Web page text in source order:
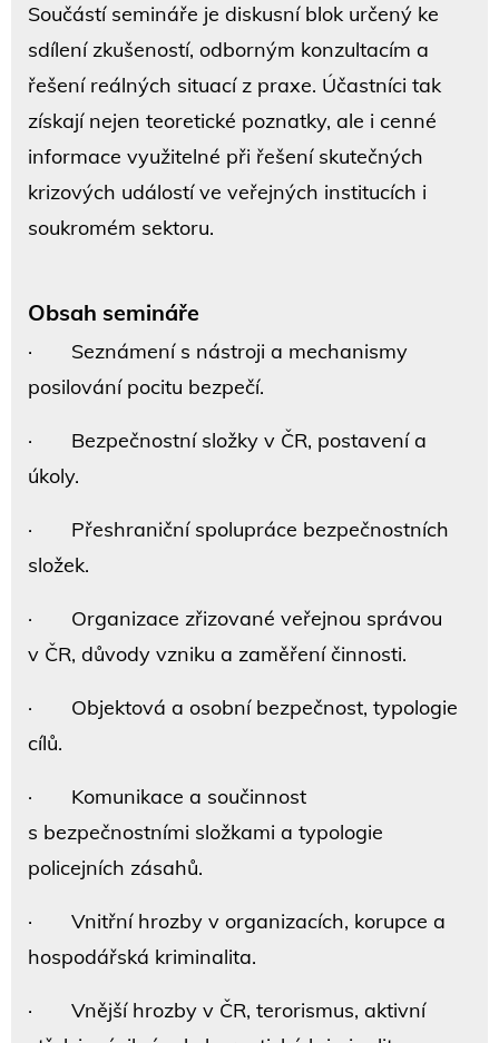
Součástí semináře je diskusní blok určený ke
sdílení zkušeností, odborným konzultacím a
řešení reálných situací z praxe. Účastníci tak
získají nejen teoretické poznatky, ale i cenné
informace využitelné při řešení skutečných
krizových událostí ve veřejných institucích i
soukromém sektoru.
Obsah semináře
· Seznámení s nástroji a mechanismy
posilování pocitu bezpečí.
· Bezpečnostní složky v ČR, postavení a
úkoly.
· Přeshraniční spolupráce bezpečnostních
složek.
· Organizace zřizované veřejnou správou
v ČR, důvody vzniku a zaměření činnosti.
· Objektová a osobní bezpečnost, typologie
cílů.
· Komunikace a součinnost
s bezpečnostními složkami a typologie
policejních zásahů.
· Vnitřní hrozby v organizacích, korupce a
hospodářská kriminalita.
· Vnější hrozby v ČR, terorismus, aktivní